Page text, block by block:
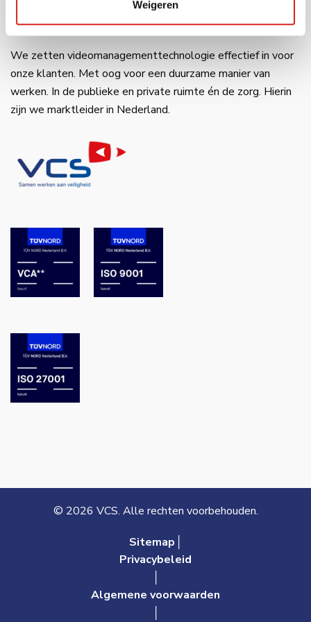
Weigeren
VCS
We zetten videomanagementtechnologie effectief in voor
onze klanten. Met oog voor een duurzame manier van
werken. In de publieke en private ruimte én de zorg. Hierin
zijn we marktleider in Nederland.
© 2026 VCS. Alle rechten voorbehouden.
Sitemap│
Privacybeleid
Algemene voorwaarden